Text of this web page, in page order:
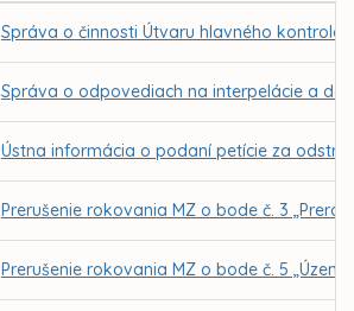
Správa o činnosti Útvaru hlavného
Správa o odpovediach na interpelácie a
Ústna informácia o podaní petície za
Prerušenie rokovania MZ o bode č. 3
Prerušenie rokovania MZ o bode č. 5